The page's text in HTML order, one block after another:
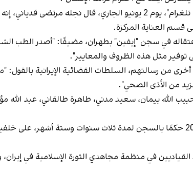
وفي تصريح لقناة "امتداد"، الموجودة على تطبيق " تلغرام"، يوم 2
قسم العناية المركزة.
في سجن "إيفين" بطهران، مضيفًا: "أصدر الطب
توفير مثل هذه الظروف والمعايير".
من رسالتهم، السلطات القضائية الإيرانية
من الأذى الصحي".
الله بيمان، سعيد مدني، طاهرة طالقاني، عبد
ويُذكر أن قدیاني يقضي منذ 30 سبتمبر (أيلول) 2024 حكمًا بالسجن لمدة
الناشط السياسي المولود عام 1945، أحد القياديين في منظمة مجاهدي